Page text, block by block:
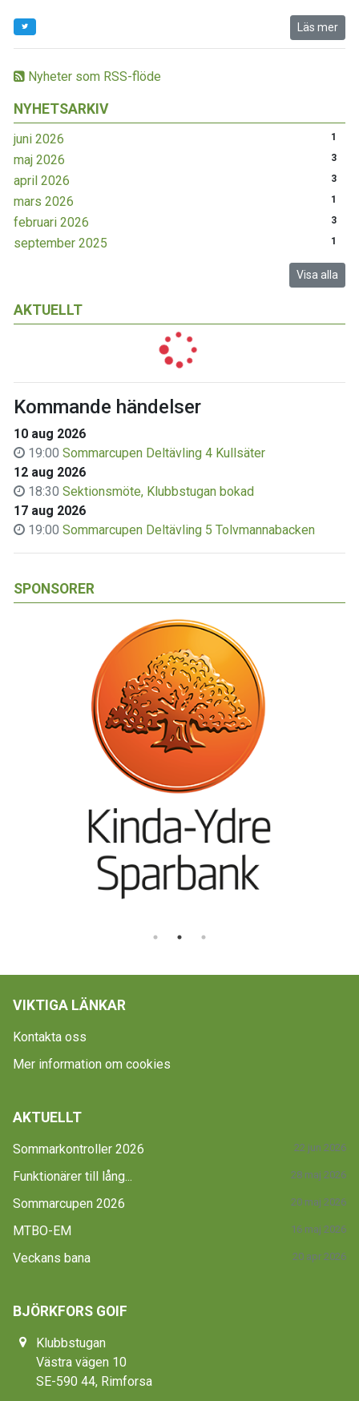
Nyheter som RSS-flöde
NYHETSARKIV
juni 2026 1
maj 2026 3
april 2026 3
mars 2026 1
februari 2026 3
september 2025 1
Visa alla
Läs mer
AKTUELLT
Kommande händelser
10 aug 2026
19:00 Sommarcupen Deltävling 4 Kullsäter
12 aug 2026
18:30 Sektionsmöte, Klubbstugan bokad
17 aug 2026
19:00 Sommarcupen Deltävling 5 Tolvmannabacken
SPONSORER
VIKTIGA LÄNKAR
Kontakta oss
Mer information om cookies
AKTUELLT
Sommarkontroller 2026 22 jun 2026
Funktionärer till lång... 28 maj 2026
Sommarcupen 2026 20 maj 2026
MTBO-EM 16 maj 2026
Veckans bana 20 apr 2026
BJÖRKFORS GOIF
Klubbstugan
Västra vägen 10
SE-590 44, Rimforsa